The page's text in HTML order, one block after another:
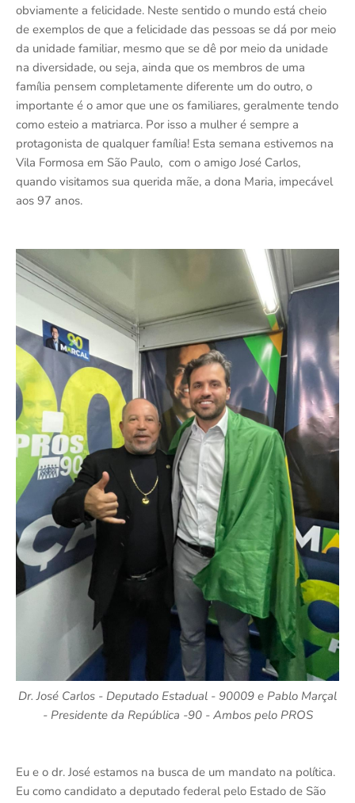
obviamente a felicidade. Neste sentido o mundo está cheio
de exemplos de que a felicidade das pessoas se dá por meio
da unidade familiar, mesmo que se dê por meio da unidade
na diversidade, ou seja, ainda que os membros de uma
família pensem completamente diferente um do outro, o
importante é o amor que une os familiares, geralmente tendo
como esteio a matriarca. Por isso a mulher é sempre a
protagonista de qualquer família! Esta semana estivemos na
Vila Formosa em São Paulo, com o amigo José Carlos,
quando visitamos sua querida mãe, a dona Maria, impecável
aos 97 anos.
Dr. José Carlos - Deputado Estadual - 90009 e Pablo Marçal
- Presidente da República -90 - Ambos pelo PROS
Eu e o dr. José estamos na busca de um mandato na política.
Eu como candidato a deputado federal pelo Estado de São